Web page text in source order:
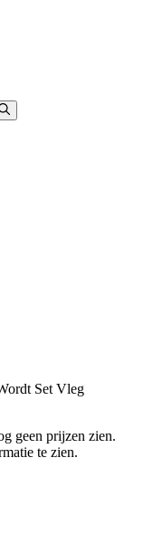
Set Vleg
geen prijzen zien.
te zien.